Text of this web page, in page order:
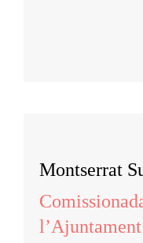
Montserrat